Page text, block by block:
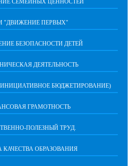
СЕМЕЙНЫХ ЦЕННОСТЕЙ
"ДВИЖЕНИЕ ПЕРВЫХ"
БЕЗОПАСНОСТИ ДЕТЕЙ
ДЕЯТЕЛЬНОСТЬ
БЮДЖЕТИРОВАНИЕ)
ГРАМОТНОСТЬ
ПОЛЕЗНЫЙ ТРУД.
КАЧЕСТВА ОБРАЗОВАНИЯ